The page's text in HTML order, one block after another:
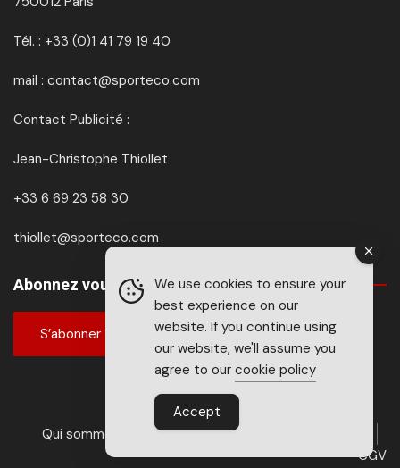
Tél. : +33 (0)1 41 79 19 40
mail : contact@sporteco.com
Contact Publicité :
Jean-Christophe Thiollet
+33 6 69 23 58 30
thiollet@sporteco.com
Abonnez vous à SPORTéco & BIKEéco
S’abonner
Qui sommes nous ? Média kit
CGV
We use cookies to ensure your
best experience on our
website. If you continue using
our website, we'll assume you
agree to our cookie policy
Accept